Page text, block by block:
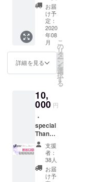
GLドラ
CD「午
前1時23
分のプ
リム
ラ」 ※
記載す
るお名
前を支
「備考
欄」へ
ご記入
くださ
い。
お届
け予
定：
2020
年08
月
詳細を見る
こ
の
リ
タ
ー
ン
を
選
択
す
る
10,
000 円
・
special
Thanks
にクレ
ジット
記載 ・
SS付き
イラス
支援
者：
38人
お届
け予